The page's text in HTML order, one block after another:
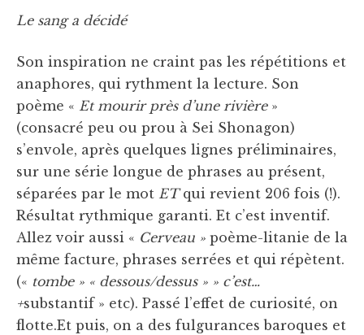
Le sang a décidé
Son inspiration ne craint pas les répétitions et
anaphores, qui rythment la lecture. Son
poème « Et mourir près d’une rivière»
(consacré peu ou prou à Sei Shonagon)
s’envole, après quelques lignes préliminaires,
sur une série longue de phrases au présent,
séparées par le mot ETqui revient 206 fois (!).
Résultat rythmique garanti. Et c’est inventif.
Allez voir aussi « Cerveau » poème-litanie de la
même facture, phrases serrées et qui répètent.
(« tombe » « dessous/dessus » » c’est…
+substantif » etc). Passé l’effet de curiosité, on
flotte.Et puis, on a des fulgurances baroques et